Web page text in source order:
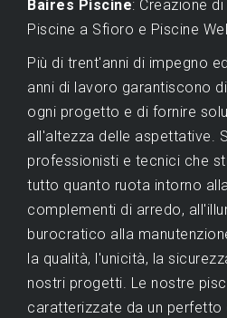
Baires Piscine: Creazione
Piscine a Sfioro e Piscine
Più di trent'anni di impegno
anni di lavoro garantiscono
ogni progetto e di fornire
all'altezza delle aspettative.
professionisti e tecnici che
tutto quanto ruota intorno
complementi di arredo,
burocratico alla
la qualità, l'unicità, la
nostri progetti. Le nostre
caratterizzate da un perfetto